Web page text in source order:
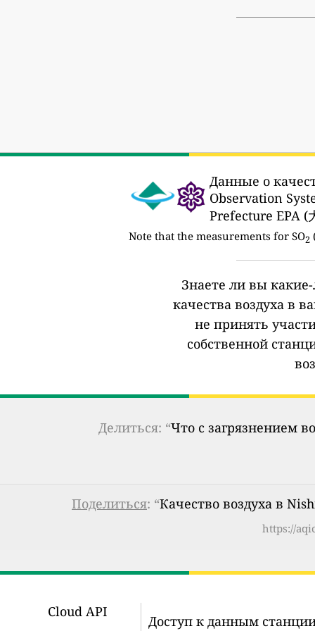
Данные о
Observation
Prefecture EPA (
Note that the measurements for SO2
Знаете ли вы
качества воздуха в
не принять
собственной
Делиться: “Что с загрязнением
Поделиться: “Качество воздуха в
https://
Cloud API
Доступ к данным